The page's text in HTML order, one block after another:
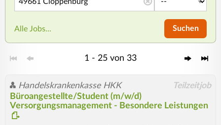
Alle Jobs... Suchen
1 - 25 von 33
Handelskrankenkasse HKK Teilzeitjob
Büroangestellte/Student (m/w/d)
Versorgungsmanagement - Besondere Leistungen